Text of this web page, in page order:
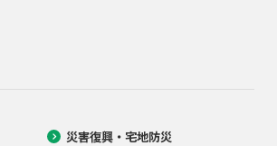
災害復興・宅地防災